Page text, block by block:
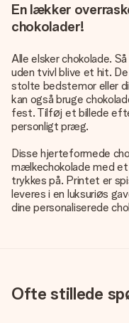
En lækker
chokolader!
Alle elsker chokolade.
uden tvivl blive et hit.
stolte bedstemor eller
kan også bruge
fest. Tilføj et billede
personligt præg.
Disse hjerteformede
mælkechokolade med
trykkes på. Printet er
leveres i en luksuriøs
dine personaliserede
Ofte stillede